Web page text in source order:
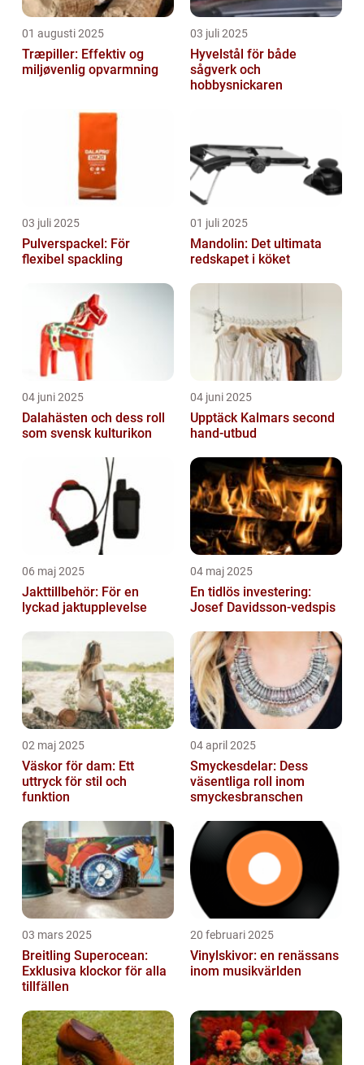
01 augusti 2025
Træpiller: Effektiv og
miljøvenlig opvarmning
03 juli 2025
Hyvelstål för både
sågverk och
hobbysnickaren
03 juli 2025
Pulverspackel: För
flexibel spackling
01 juli 2025
Mandolin: Det ultimata
redskapet i köket
04 juni 2025
Dalahästen och dess roll
som svensk kulturikon
04 juni 2025
Upptäck Kalmars second
hand-utbud
06 maj 2025
Jakttillbehör: För en
lyckad jaktupplevelse
04 maj 2025
En tidlös investering:
Josef Davidsson-vedspis
02 maj 2025
Väskor för dam: Ett
uttryck för stil och
funktion
04 april 2025
Smyckesdelar: Dess
väsentliga roll inom
smyckesbranschen
03 mars 2025
Breitling Superocean:
Exklusiva klockor för alla
tillfällen
20 februari 2025
Vinylskivor: en renässans
inom musikvärlden